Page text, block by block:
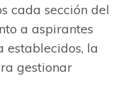
cada sección del
a aspirantes
establecidos, la
gestionar